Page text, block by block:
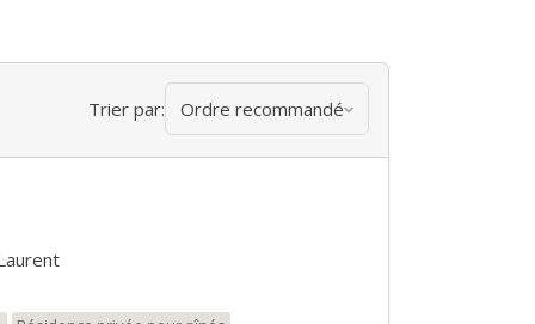
Trier par: Ordre recommandé